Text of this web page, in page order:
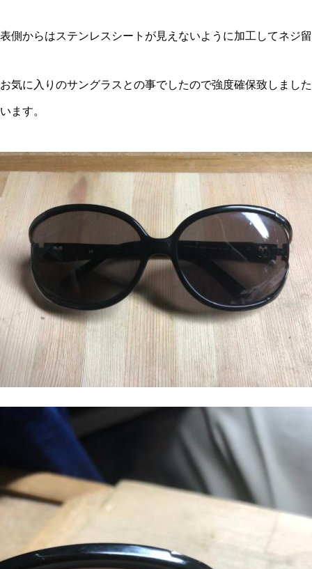
依頼品
依頼品
shwoodウッドフレーム修理実例
Tiffanyセルフレーム埋め込み蝶
番修理依頼品
メガネ修理 アランミクリクリ
ングス修理依頼品
表側からはステンレスシートが見えないように加工してネジ
お気に入りのサングラスとの事でしたので強度確保致しまし
います。